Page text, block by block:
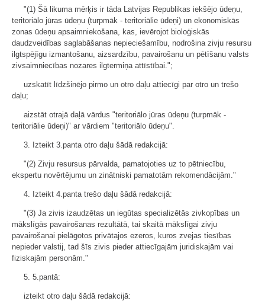
"(1) Šā likuma mērķis ir tāda Latvijas Republikas iekšējo ūdeņu,
teritoriālo jūras ūdeņu (turpmāk - teritoriālie ūdeņi) un ekonomiskās
zonas ūdeņu apsaimniekošana, kas, ievērojot bioloģiskās
daudzveidības saglabāšanas nepieciešamību, nodrošina zivju resursu
ilgtspējīgu izmantošanu, aizsardzību, pavairošanu un pētīšanu valsts
zivsaimniecības nozares ilgtermiņa attīstībai.";
uzskatīt līdzšinējo pirmo un otro daļu attiecīgi par otro un trešo
daļu;
aizstāt otrajā daļā vārdus "teritoriālo jūras ūdeņu (turpmāk -
teritoriālie ūdeņi)" ar vārdiem "teritoriālo ūdeņu".
3. Izteikt 3.panta otro daļu šādā redakcijā:
"(2) Zivju resursus pārvalda, pamatojoties uz to pētniecību,
ekspertu novērtējumu un zinātniski pamatotām rekomendācijām."
4. Izteikt 4.panta trešo daļu šādā redakcijā:
"(3) Ja zivis izaudzētas un iegūtas specializētās zivkopības un
mākslīgās pavairošanas rezultātā, tai skaitā mākslīgai zivju
pavairošanai pielāgotos privātajos ezeros, kuros zvejas tiesības
nepieder valstij, tad šīs zivis pieder attiecīgajām juridiskajām vai
fiziskajām personām."
5. 5.pantā:
izteikt otro daļu šādā redakcijā: